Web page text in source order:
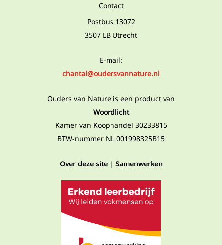
Contact
Postbus 13072
3507 LB Utrecht
E-mail:
chantal@oudersvannature.nl
Ouders van Nature is een product van
Woordlicht
Kamer van Koophandel 30233815
BTW-nummer NL 001998325B15
Over deze site| Samenwerken